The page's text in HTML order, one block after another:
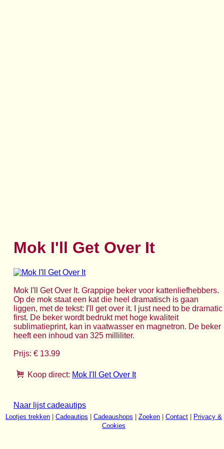
Mok I'll Get Over It
Mok I'll Get Over It. Grappige beker voor kattenliefhebbers.
Op de mok staat een kat die heel dramatisch is gaan
liggen, met de tekst: I'll get over it. I just need to be dramatic
first. De beker wordt bedrukt met hoge kwaliteit
sublimatieprint, kan in vaatwasser en magnetron. De beker
heeft een inhoud van 325 milliliter.
Prijs: € 13.99
Koop direct: Mok I'll Get Over It
Naar lijst cadeautips
Lootjes trekken Cadeautips Cadeaushops Zoeken Contact
Privacy &
Cookies